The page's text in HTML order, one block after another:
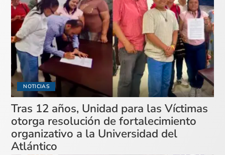
NOTICIAS
Tras 12 años, Unidad para las Víctimas
otorga resolución de fortalecimiento
organizativo a la Universidad del
Atlántico